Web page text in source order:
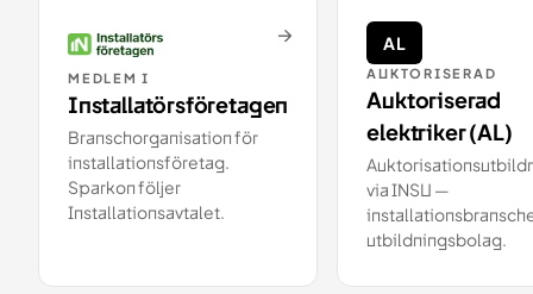
MEDLEM I
Installatörsföretagen
Branschorganisation för
installationsföretag.
Sparkon följer
Installationsavtalet.
→ AL
AUKTORISERAD
Auktoriserad
elektriker (AL)
via INSU —
utbildningsbolag.